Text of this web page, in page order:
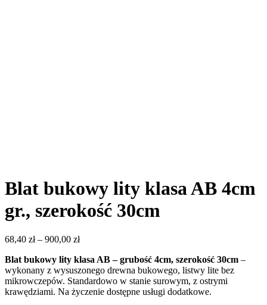
Blat bukowy lity klasa AB 4cm
gr., szerokość 30cm
68,40 zł– 900,00 zł
Blat bukowy lity klasa AB – grubość 4cm, szerokość 30cm –
wykonany z wysuszonego drewna bukowego, listwy lite bez
mikrowczepów. Standardowo w stanie surowym, z ostrymi
krawędziami. Na życzenie dostępne usługi dodatkowe.